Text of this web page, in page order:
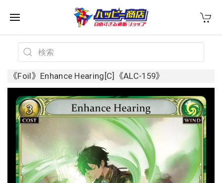
《Foil》Enhance Hearing[C]《ALC-159》